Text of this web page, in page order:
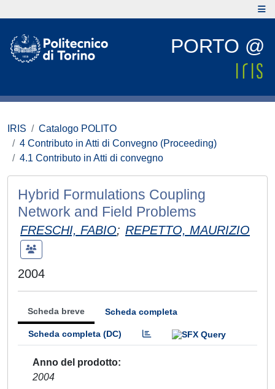
PORTO @
IRIS
Catalogo POLITO
4 Contributo in Atti di Convegno (Proceeding)
4.1 Contributo in Atti di convegno
Hybrid Formulations Coupling
Network and Field Problems
FRESCHI, FABIO; REPETTO, MAURIZIO
2004
Scheda breve Scheda completa
Scheda completa (DC)
Anno del prodotto
2004